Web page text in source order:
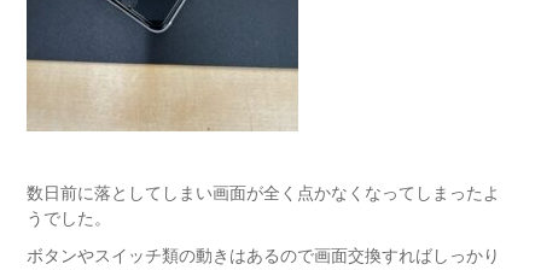
数日前に落としてしまい画面が全く点かなくなってしまったよ
うでした。
ボタンやスイッチ類の動きはあるので画面交換すればしっかり